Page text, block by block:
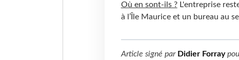
Où en sont-ils ?L'entreprise
à l’Île Maurice et un bureau au
Article signé par Didier Forray